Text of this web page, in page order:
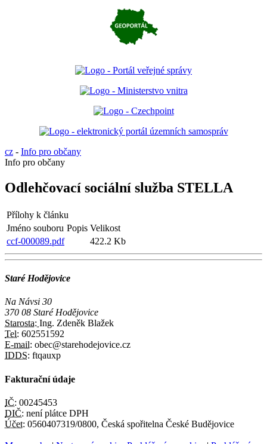
cz - Info pro občany
Info pro občany
Odlehčovací sociální služba STELLA
Přílohy k článku
Jméno souboru Popis Velikost
ccf-000089.pdf
422.2 Kb
Staré Hodějovice
Na Návsi 30
370 08 Staré Hodějovice
Starosta: Ing. Zdeněk Blažek
Tel: 602551592
E-mail: obec@starehodejovice.cz
IDDS: ftqauxp
Fakturační údaje
IČ: 00245453
DIČ: není plátce DPH
Účet: 0560407319/0800, Česká spořitelna České Budějovice